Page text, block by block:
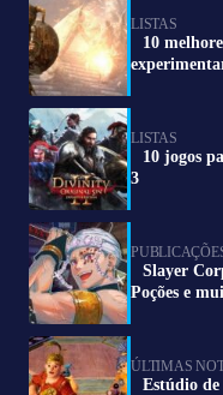
LISTAS
10
LISTAS
10 jogos
3
Slayer
Poções e
ÚLTIMAS
Estúdio de